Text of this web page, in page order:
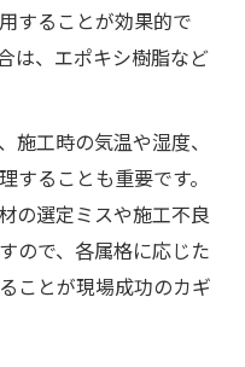
することが効果的で
は、エポキシ樹脂など
施工時の気温や湿度、
することも重要です。
の選定ミスや施工不良
ので、各属格に応じた
ことが現場成功のカギ